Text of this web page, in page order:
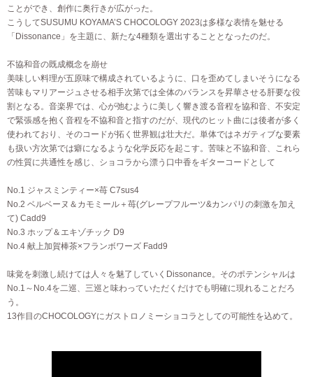
ことができ、創作に奥行きが広がった。
こうしてSUSUMU KOYAMA’S CHOCOLOGY 2023は多様な表情を魅せる
「Dissonance」を主題に、新たな4種類を選出することとなったのだ。
不協和音の既成概念を崩せ
美味しい料理が五原味で構成されているように、口を歪めてしまいそうになる
苦味もマリアージュさせる相手次第では全体のバランスを昇華させる肝要な役
割となる。音楽界では、心が弛むように美しく響き渡る音程を協和音、不安定
で緊張感を抱く音程を不協和音と指すのだが、現代のヒット曲には後者が多く
使われており、そのコードが拓く世界観は壮大だ。単体ではネガティブな要素
も扱い方次第では癖になるような化学反応を起こす。苦味と不協和音、これら
の性質に共通性を感じ、ショコラから漂う口中香をギターコードとして
No.1 ジャスミンティー×苺 C7sus4
No.2 ベルベーヌ＆カモミール＋苺(グレープフルーツ&カンパリの刺激を加え
て) Cadd9
No.3 ホップ＆エキゾチック D9
No.4 献上加賀棒茶×フランボワーズ Fadd9
味覚を刺激し続けては人々を魅了していくDissonance。そのポテンシャルは
No.1～No.4を二巡、三巡と味わっていただくだけでも明確に現れることだろ
う。
13作目のCHOCOLOGYにガストロノミーショコラとしての可能性を込めて。